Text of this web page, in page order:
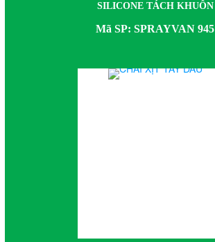
SILICONE TÁCH KHUÔN
Mã SP: SPRAYVAN 945